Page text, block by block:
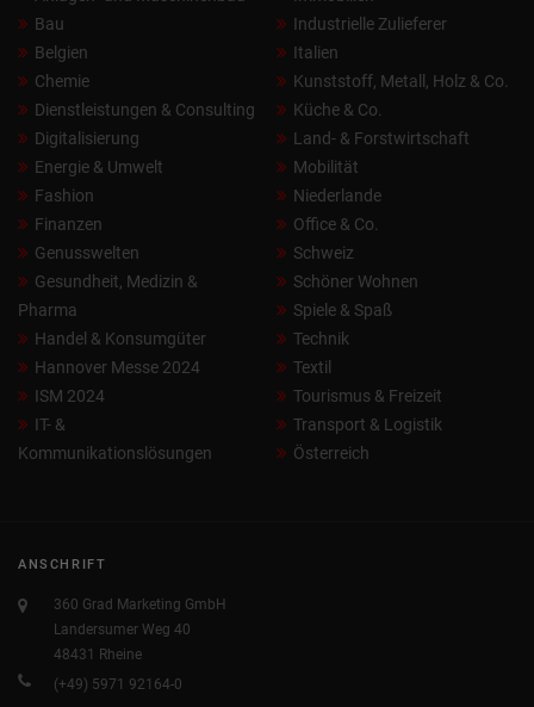
Bau
Belgien
Chemie
Dienstleistungen & Consulting
Digitalisierung
Energie & Umwelt
Fashion
Finanzen
Genusswelten
Gesundheit, Medizin &
Pharma
Handel & Konsumgüter
Hannover Messe 2024
ISM 2024
IT- &
Kommunikationslösungen
Industrielle Zulieferer
Italien
Kunststoff, Metall, Holz & Co.
Küche & Co.
Land- & Forstwirtschaft
Mobilität
Niederlande
Office & Co.
Schweiz
Schöner Wohnen
Spiele & Spaß
Technik
Textil
Tourismus & Freizeit
Transport & Logistik
Österreich
ANSCHRIFT
360 Grad Marketing GmbH
Landersumer Weg 40
48431 Rheine
(+49) 5971 92164-0